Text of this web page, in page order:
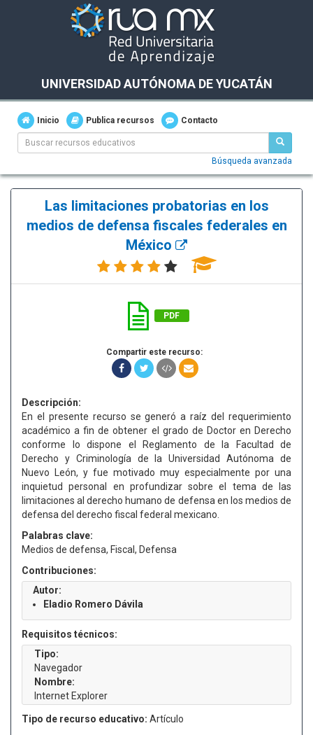
UNIVERSIDAD AUTÓNOMA DE YUCATÁN
Inicio Publica recursos Contacto
Búsqueda avanzada
Las limitaciones probatorias en los
medios de defensa fiscales federales en
México
PDF
Compartir este recurso:
Descripción:
En el presente recurso se generó a raíz del requerimiento
académico a fin de obtener el grado de Doctor en Derecho
conforme lo dispone el Reglamento de la Facultad de
Derecho y Criminología de la Universidad Autónoma de
Nuevo León, y fue motivado muy especialmente por una
inquietud personal en profundizar sobre el tema de las
limitaciones al derecho humano de defensa en los medios de
defensa del derecho fiscal federal mexicano.
Palabras clave:
Medios de defensa, Fiscal, Defensa
Contribuciones:
Autor:
Eladio Romero Dávila
Requisitos técnicos:
Tipo:
Navegador
Nombre:
Internet Explorer
Tipo de recurso educativo: Artículo